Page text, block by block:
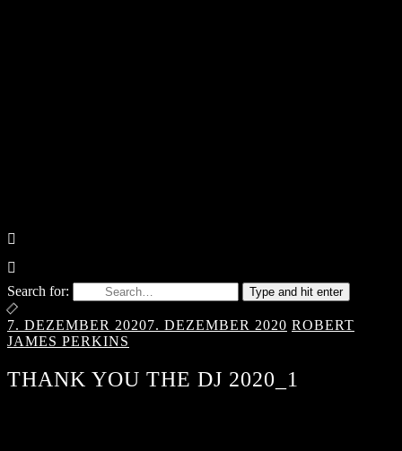
Search for: Type and hit enter
7. DEZEMBER 20207. DEZEMBER 2020 ROBERT
JAMES PERKINS
THANK YOU THE DJ 2020_1